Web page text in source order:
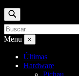
Buscar
Buscar
por:
Menu ×
Últimas
Hardware
Pichau